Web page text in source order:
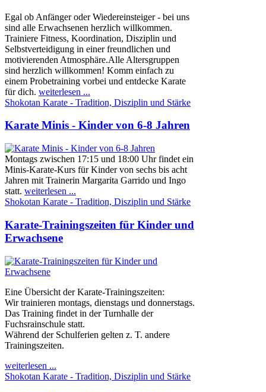
Egal ob Anfänger oder Wiedereinsteiger - bei uns
sind alle Erwachsenen herzlich willkommen.
Trainiere Fitness, Koordination, Disziplin und
Selbstverteidigung in einer freundlichen und
motivierenden Atmosphäre.Alle Altersgruppen
sind herzlich willkommen! Komm einfach zu
einem Probetraining vorbei und entdecke Karate
für dich. weiterlesen ...
Shokotan Karate - Tradition, Disziplin und Stärke
Karate Minis - Kinder von 6-8 Jahren
Montags zwischen 17:15 und 18:00 Uhr findet ein
Minis-Karate-Kurs für Kinder von sechs bis acht
Jahren mit Trainerin Margarita Garrido und Ingo
statt. weiterlesen ...
Shokotan Karate - Tradition, Disziplin und Stärke
Karate-Trainingszeiten für Kinder und
Erwachsene
Eine Übersicht der Karate-Trainingszeiten:
Wir trainieren montags, dienstags und donnerstags.
Das Training findet in der Turnhalle der
Fuchsrainschule statt.
Während der Schulferien gelten z. T. andere
Trainingszeiten.
weiterlesen ...
Shokotan Karate - Tradition, Disziplin und Stärke